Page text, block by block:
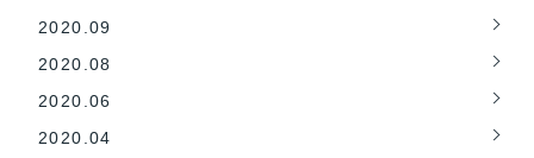
2020.09
2020.08
2020.06
2020.04